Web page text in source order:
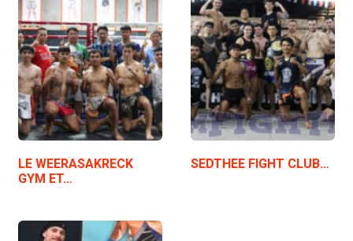
LE WEERASAKRECK
GYM ET…
SEDTHEE FIGHT CLUB…